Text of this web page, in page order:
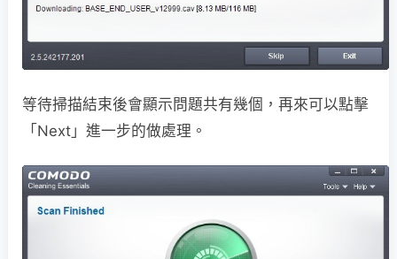
等待掃描結束後會顯示問題共有幾個，再來可以點擊
「Next」進一步的做處理。